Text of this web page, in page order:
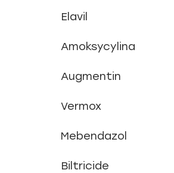
Elavil
Amoksycylina
Augmentin
Vermox
Mebendazol
Biltricide